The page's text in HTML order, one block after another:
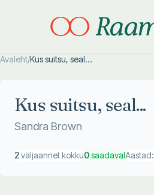
Avaleht/Kus suitsu, seal...
Kus suitsu, seal...
Sandra Brown
2väljaannet kokku0saadavalAastad: